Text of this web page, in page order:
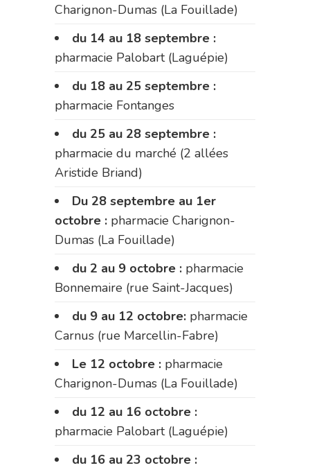
Charignon-Dumas (La Fouillade)
du 14 au 18 septembre :
pharmacie Palobart (Laguépie)
du 18 au 25 septembre :
pharmacie Fontanges
du 25 au 28 septembre :
pharmacie du marché (2 allées
Aristide Briand)
Du 28 septembre au 1er
octobre : pharmacie Charignon-
Dumas (La Fouillade)
du 2 au 9 octobre : pharmacie
Bonnemaire (rue Saint-Jacques)
du 9 au 12 octobre: pharmacie
Carnus (rue Marcellin-Fabre)
Le 12 octobre : pharmacie
Charignon-Dumas (La Fouillade)
du 12 au 16 octobre :
pharmacie Palobart (Laguépie)
du 16 au 23 octobre :